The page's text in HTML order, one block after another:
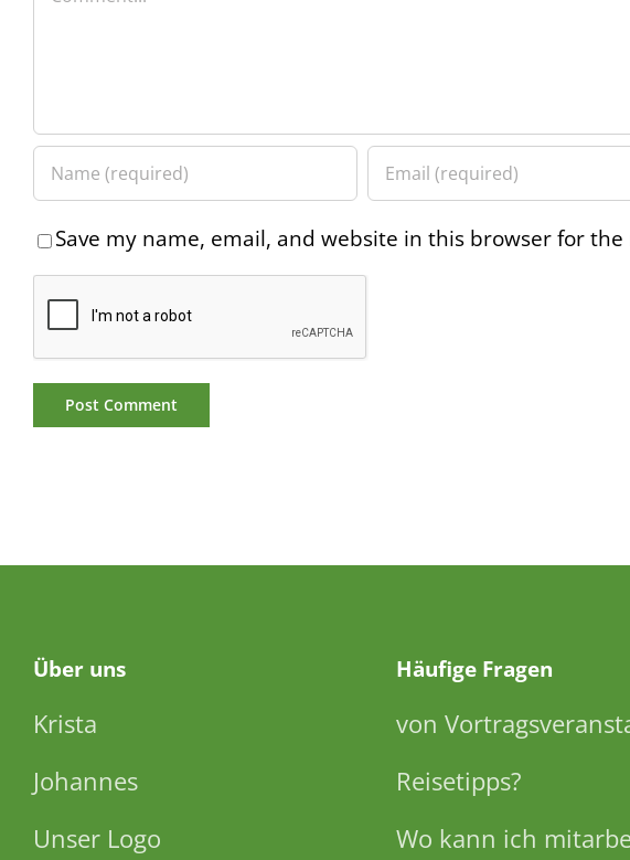
Save my name, email, and website in this browser for
Über uns
Krista
Johannes
Unser Logo
Häufige Fragen
von
Reisetipps?
Wo kann ich